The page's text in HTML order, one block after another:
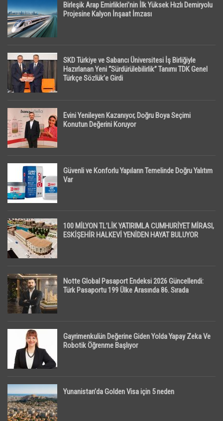
Birleşik Arap Emirlikleri’nin İlk Yüksek Hızlı Demiryolu
Projesine Kalyon İnşaat İmzası
SKD Türkiye ve Sabancı Üniversitesi İş Birliğiyle
Hazırlanan Yeni “Sürdürülebilirlik” Tanımı TDK Genel
Türkçe Sözlük’e Girdi
Evini Yenileyen Kazanıyor, Doğru Boya Seçimi
Konutun Değerini Koruyor
Güvenli ve Konforlu Yapıların Temelinde Doğru Yalıtım
Var
100 MİLYON TL’LİK YATIRIMLA CUMHURİYET MİRASI,
ESKİŞEHİR HALKEVİ YENİDEN HAYAT BULUYOR
Notte Global Pasaport Endeksi 2026 Güncellendi:
Türk Pasaportu 199 Ülke Arasında 86. Sırada
Gayrimenkulün Değerine Giden Yolda Yapay Zeka Ve
Robotik Öğrenme Başlıyor
Yunanistan’da Golden Visa için 5 neden